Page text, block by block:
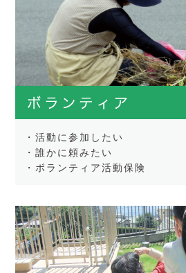
・活動に参加したい
・誰かに頼みたい
・ボランティア活動保険